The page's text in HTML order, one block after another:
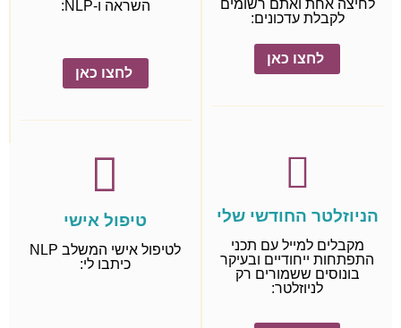
לחיצה אחת ואתם רשומים
לקבלת עדכונים:
לחצו כאן
השראה ו-NLP:
לחצו כאן
הניוזלטר החודשי שלי
מקבלים למייל עם תכני
התפתחות ייחודיים ובעיקר
בונוסים ששמורים רק
לניוזלטר:
טיפול אישי
לטיפול אישי המשלב NLP
כיתבו לי: